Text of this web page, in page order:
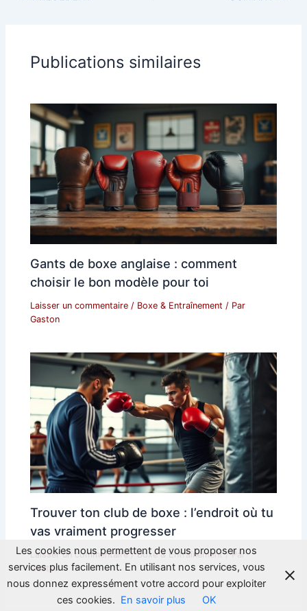
Publications similaires
Gants de boxe anglaise : comment
choisir le bon modèle pour toi
Laisser un commentaire / Boxe & Entraînement / Par
Gaston
Trouver ton club de boxe : l’endroit où tu
vas vraiment progresser
Laisser un commentaire /Boxe & Entraînement/ Par
Gaston
Les cookies nous permettent de vous proposer nos
services plus facilement. En utilisant nos services, vous
nous donnez expressément votre accord pour exploiter
ces cookies. En savoir plus OK